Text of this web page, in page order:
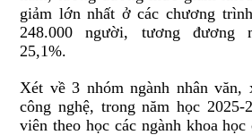
giảm lớn nhất ở các chương
248.000 người, tương đương
25,1%.
Xét về 3 nhóm ngành nhân văn,
công nghệ, trong năm học
viên theo học các ngành khoa